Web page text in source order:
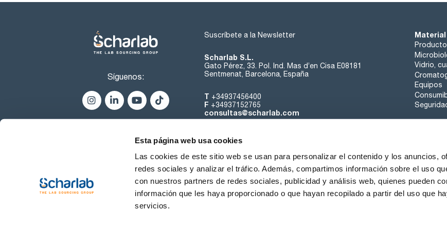
Esta página web usa cookies
Las cookies de este sitio web se usan para personalizar el contenido y los anuncios,
redes sociales y analizar el tráfico. Además, compartimos información sobre el uso
con nuestros partners de redes sociales, publicidad y análisis web, quienes pueden
información que les haya proporcionado o que hayan recopilado a partir del uso que
servicios.
cobre (Cu): max. 0,2 ppm
acetona (G.C.): max. 0,1 %
sustancias carbonizables con H2SO4: pasa test
materia no volátil : max. 0,005 %
agua (K.F.): max. 0,05 %
Síguenos:
Suscríbete a la Newsletter
Scharlab S.L.
Gato Pérez, 33. Pol. Ind. Mas d’en Cisa E08181
Sentmenat, Barcelona, España
T +34937456400
F +34937152765
consultas@scharlab.com
Vidrio,
Equipos
Sobre nosotros Contacta Noticias Trabaja con
Condiciones de uso